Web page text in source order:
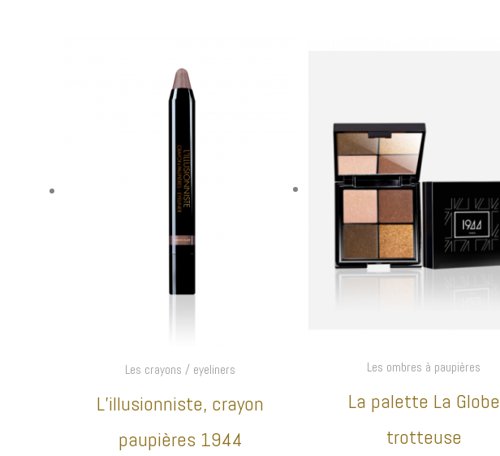
Les crayons / eyeliners
L’illusionniste, crayon
paupières 1944
Les ombres à paupières
La palette La Globe
trotteuse